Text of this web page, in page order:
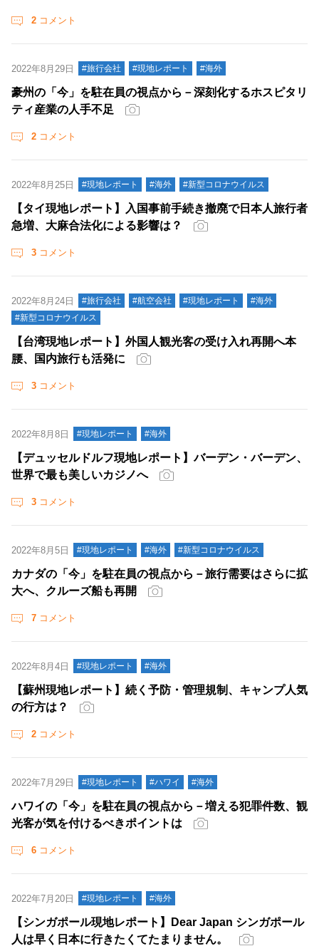
2 コメント
2022年8月29日 #旅行会社 #現地レポート #海外
豪州の「今」を駐在員の視点から－深刻化するホスピタリ
ティ産業の人手不足
2 コメント
2022年8月25日 #現地レポート #海外 #新型コロナウイルス
【タイ現地レポート】入国事前手続き撤廃で日本人旅行者
急増、大麻合法化による影響は？
3 コメント
2022年8月24日 #旅行会社 #航空会社 #現地レポート
#海外
#新型コロナウイルス
【台湾現地レポート】外国人観光客の受け入れ再開へ本
腰、国内旅行も活発に
3 コメント
2022年8月8日 #現地レポート #海外
【デュッセルドルフ現地レポート】バーデン・バーデン、
世界で最も美しいカジノへ
3 コメント
2022年8月5日 #現地レポート #海外 #新型コロナウイルス
カナダの「今」を駐在員の視点から－旅行需要はさらに拡
大へ、クルーズ船も再開
7 コメント
2022年8月4日 #現地レポート #海外
【蘇州現地レポート】続く予防・管理規制、キャンプ人気
の行方は？
2 コメント
2022年7月29日 #現地レポート #ハワイ #海外
ハワイの「今」を駐在員の視点から－増える犯罪件数、観
光客が気を付けるべきポイントは
6 コメント
2022年7月20日 #現地レポート #海外
【シンガポール現地レポート】Dear Japan シンガポール
人は早く日本に行きたくてたまりません。